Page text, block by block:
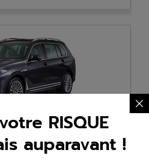
xDrive 40DRISQUE
auparavant !